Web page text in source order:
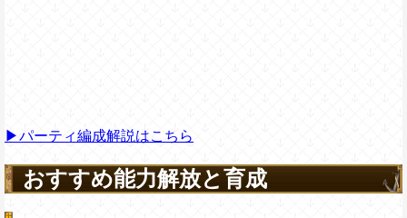
▶パーティ編成解説はこちら
おすすめ能力解放と育成